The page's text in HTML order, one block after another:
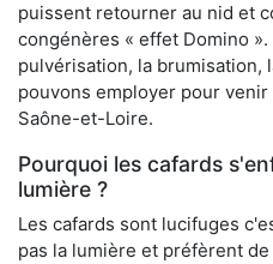
puissent retourner au nid et
congénères « effet Domino
pulvérisation, la brumisation,
pouvons employer pour
Saône-et-Loire.
Pourquoi les cafards
lumière ?
Les cafards sont lucifuges
pas la lumière et préfèrent